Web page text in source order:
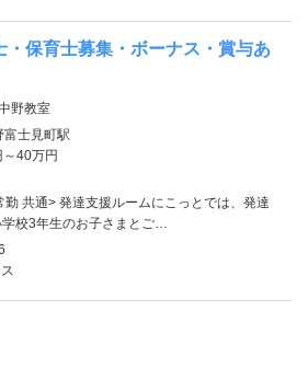
・保育士募集・ボーナス・賞与あ
野教室
富士見町駅
～40万円
勤 共通> 発達支援ルームにこっとでは、発達
校3年生のお子さまとご…